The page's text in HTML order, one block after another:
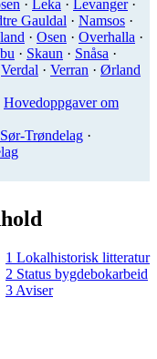
· Leka · Levanger·
Gauldal · Namsos ·
· Osen · Overhalla ·
· Skaun · Snåsa ·
Verdal · Verran · Ørland
Hovedoppgaver om
Trøndelag ·
1 Lokalhistorisk litteratur
2 Status bygdebokarbeid
3 Aviser